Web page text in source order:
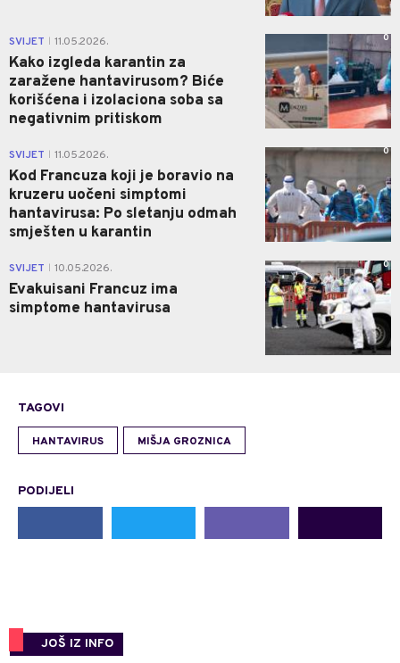
SVIJET 11.05.2026.
Kako izgleda karantin za
zaražene hantavirusom? Biće
korišćena i izolaciona soba sa
negativnim pritiskom
0
SVIJET 11.05.2026.
Kod Francuza koji je boravio na
kruzeru uočeni simptomi
hantavirusa: Po sletanju odmah
smješten u karantin
0
SVIJET 10.05.2026.
Evakuisani Francuz ima
simptome hantavirusa
0
TAGOVI
HANTAVIRUS MIŠJA GROZNICA
PODIJELI
JOŠ IZ INFO